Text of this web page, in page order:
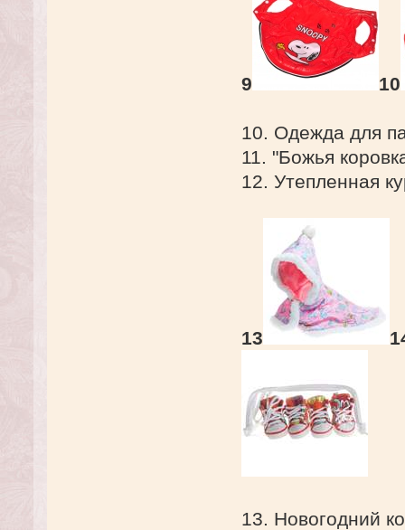
9 10
10. Одежда для
11. "Божья
12. Утепленная
13
13. Новогодний